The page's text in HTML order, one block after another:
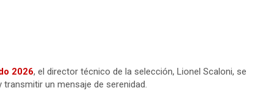
2026, el director técnico de la selección, Lionel Scaloni, se
un mensaje de serenidad.